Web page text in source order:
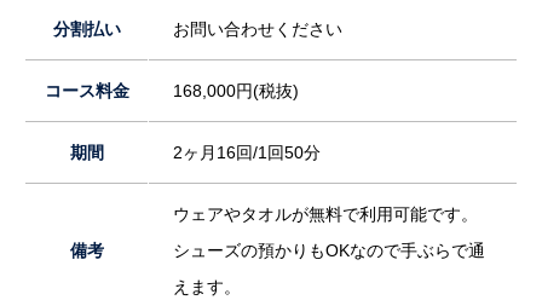
分割払い お問い合わせください
コース料金 168,000円(税抜)
期間 2ヶ月16回/1回50分
備考
ウェアやタオルが無料で利用可能です。
シューズの預かりもOKなので手ぶらで通
えます。